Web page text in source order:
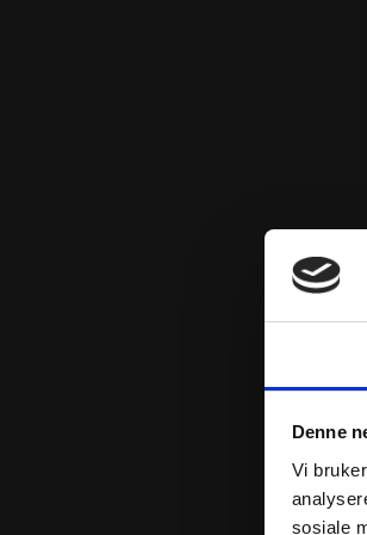
Denne
Vi
sosiale